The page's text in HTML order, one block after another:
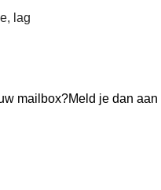
lag
mailbox?Meld je dan aan